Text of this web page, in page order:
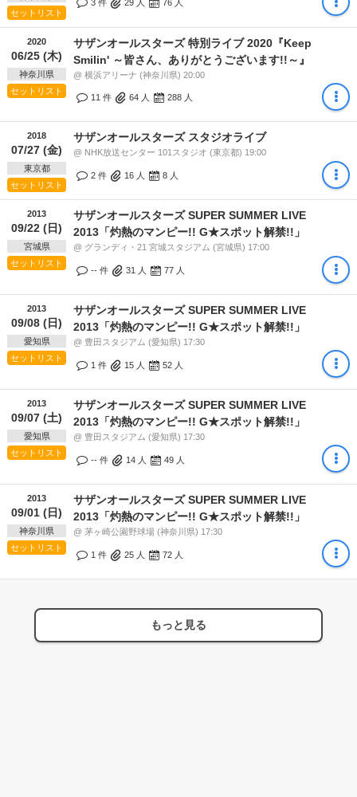
セットリスト
3 件 29 人 76 人
2020
06/25 (木)
神奈川県
セットリスト
サザンオールスターズ 特別ライブ 2020『Keep
Smilin' ～皆さん、ありがとうございます!!～』
@ 横浜アリーナ (神奈川県) 20:00
11 件 64 人 288 人
2018
07/27 (金)
東京都
セットリスト
サザンオールスターズ スタジオライブ
@ NHK放送センター 101スタジオ (東京都) 19:00
2 件 16 人 8 人
2013
09/22 (日)
宮城県
セットリスト
サザンオールスターズ SUPER SUMMER LIVE
2013「灼熱のマンピー!! G★スポット解禁!!」
@ グランディ・21 宮城スタジアム (宮城県) 17:00
-- 件 31 人 77 人
2013
09/08 (日)
愛知県
セットリスト
サザンオールスターズ SUPER SUMMER LIVE
2013「灼熱のマンピー!! G★スポット解禁!!」
@ 豊田スタジアム (愛知県) 17:30
1 件 15 人 52 人
2013
09/07 (土)
愛知県
セットリスト
サザンオールスターズ SUPER SUMMER LIVE
2013「灼熱のマンピー!! G★スポット解禁!!」
@ 豊田スタジアム (愛知県) 17:30
-- 件 14 人 49 人
2013
09/01 (日)
神奈川県
セットリスト
サザンオールスターズ SUPER SUMMER LIVE
2013「灼熱のマンピー!! G★スポット解禁!!」
@ 茅ヶ崎公園野球場 (神奈川県) 17:30
1 件 25 人 72 人
もっと見る